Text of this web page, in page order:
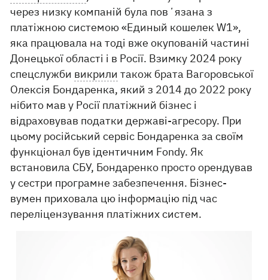
через низку компаній була повʼязана з
платіжною системою «Единый кошелек W1»,
яка працювала на тоді вже окупованій частині
Донецької області і в Росії. Взимку 2024 року
спецслужби викрили також брата Вагоровської
Олексія Бондаренка, який з 2014 до 2022 року
нібито мав у Росії платіжний бізнес і
відраховував податки державі-агресору. При
цьому російський сервіс Бондаренка за своїм
функціонал був ідентичним Fondy. Як
встановила СБУ, Бондаренко просто орендував
у сестри програмне забезпечення. Бізнес-
вумен приховала цю інформацію під час
переліцензування платіжних систем.